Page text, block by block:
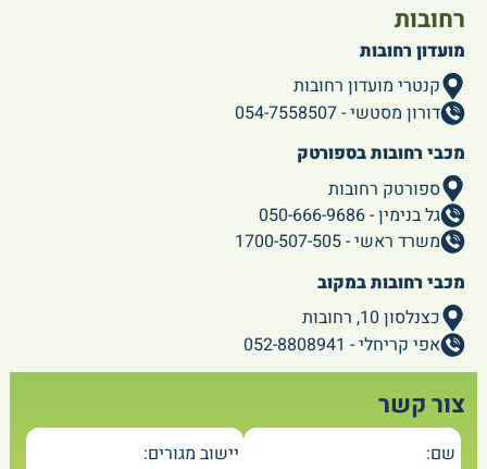
רחובות
מועדון רחובות
קנטרי מועדון רחובות
דורון מסטשי - 054-7558507
מכבי רחובות בספורטק
ספורטק רחובות
גל בנימין - 050-666-9686
משרד ראשי - 1700-507-505
מכבי רחובות במקוב
כצנלסון 10, רחובות
אפי קריחלי - 052-8808941
צור קשר
שם:
יישוב מגורים: